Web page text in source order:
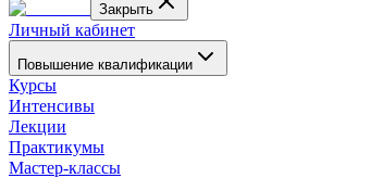
Закрыть
Личный кабинет
Повышение квалификации
Курсы
Интенсивы
Лекции
Практикумы
Мастер-классы